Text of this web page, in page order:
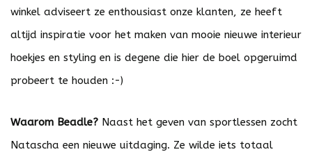
winkel adviseert ze enthousiast onze klanten, ze heeft
altijd inspiratie voor het maken van mooie nieuwe interieur
hoekjes en styling en is degene die hier de boel opgeruimd
probeert te houden :-)
Waarom Beadle? Naast het geven van sportlessen zocht
Natascha een nieuwe uitdaging. Ze wilde iets totaal